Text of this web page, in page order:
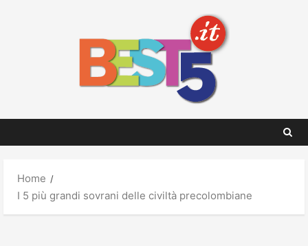
Home
I 5 più grandi sovrani delle civiltà precolombiane